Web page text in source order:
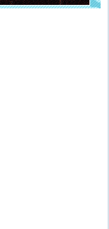
。我转身抱住你：这猪不